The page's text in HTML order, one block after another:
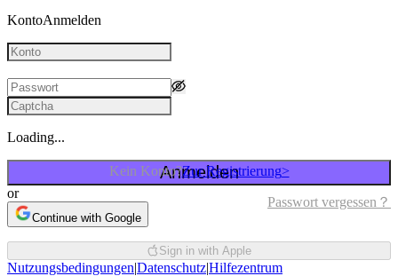
KontoAnmelden
Loading...
Anmelden
Passwort vergessen ？
Kein Konto?Zur Registrierung>
or
Continue with Google
Sign in with Apple
Nutzungsbedingungen|Datenschutz|Hilfezentrum